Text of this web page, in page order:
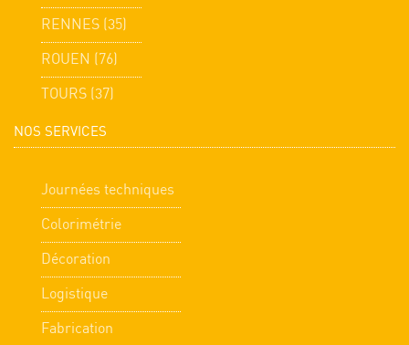
RENNES (35)
ROUEN (76)
TOURS (37)
NOS SERVICES
Journées techniques
Colorimétrie
Décoration
Logistique
Fabrication